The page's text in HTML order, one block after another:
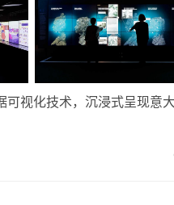
视化技术，沉浸式呈现意